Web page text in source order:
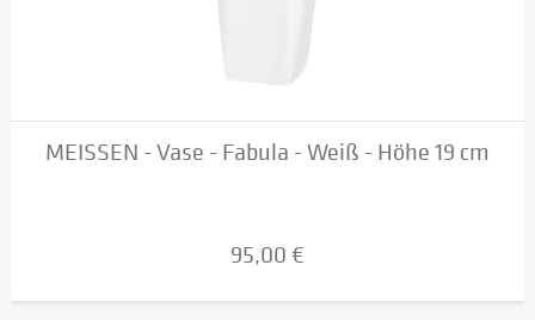
MEISSEN - Vase - Fabula - Weiß - Höhe 19 cm
95,00 €